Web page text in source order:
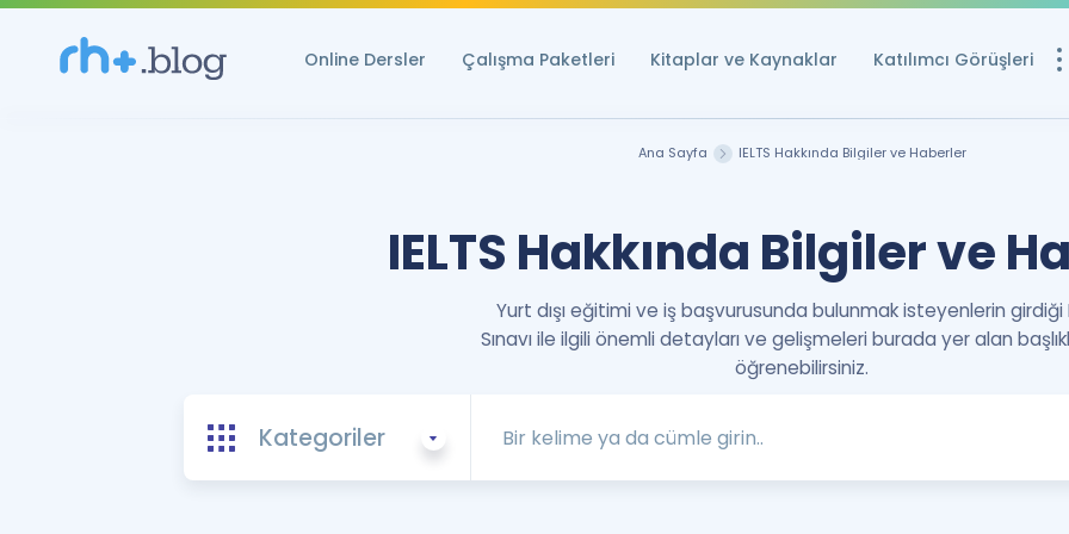
Online Dersler Çalışma Paketleri Kitaplar ve Kaynaklar Katılımcı Görüşleri
Ücretsiz
İngilizce
Puan
YDS ve YÖKDİL
ÖSYM Sınav
Ana Sayfa IELTS Hakkında Bilgiler ve Haberler
IELTS Hakkında Bilgiler ve
Yurt dışı eğitimi ve iş başvurusunda bulunmak isteyenlerin girdiği
Sınavı ile ilgili önemli detayları ve gelişmeleri burada yer alan
öğrenebilirsiniz.
Kategoriler